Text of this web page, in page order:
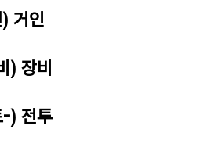
거인
장비
) 전투